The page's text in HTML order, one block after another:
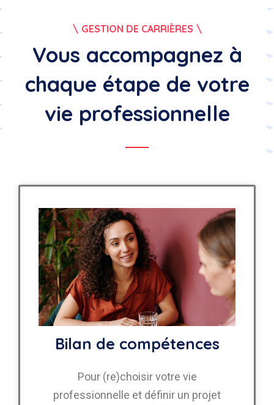
GESTION DE CARRIÈRES
Vous accompagnez à
chaque étape de votre
vie professionnelle
Bilan de compétences
Pour (re)choisir votre vie
professionnelle et définir un projet